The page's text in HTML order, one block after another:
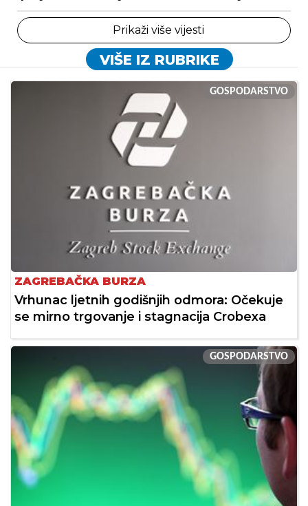
Prikaži više vijesti
VIŠE IZ RUBRIKE
GOSPODARSTVO
ZAGREBAČKA BURZA
Vrhunac ljetnih godišnjih odmora: Očekuje
se mirno trgovanje i stagnacija Crobexa
GOSPODARSTVO